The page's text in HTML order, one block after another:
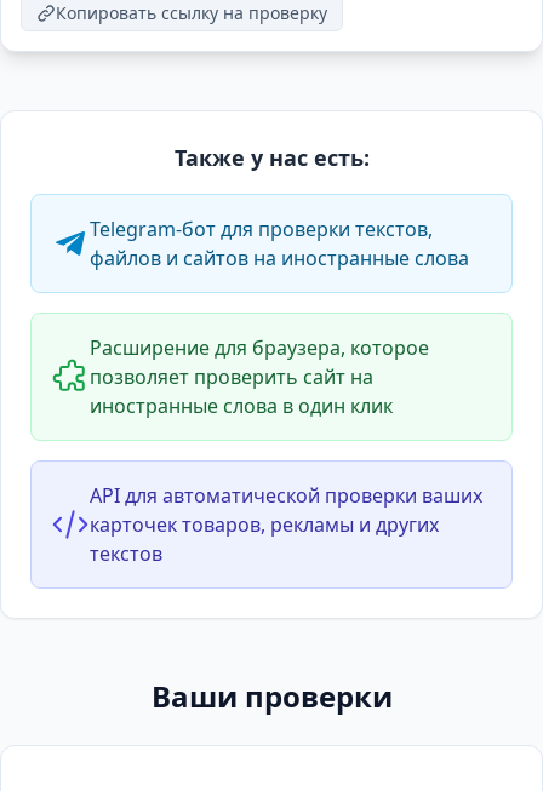
Копировать ссылку на проверку
Также у нас есть:
Telegram-бот для проверки текстов,
файлов и сайтов на иностранные слова
Расширение для браузера, которое
позволяет проверить сайт на
иностранные слова в один клик
API для автоматической проверки ваших
карточек товаров, рекламы и других
текстов
Ваши проверки